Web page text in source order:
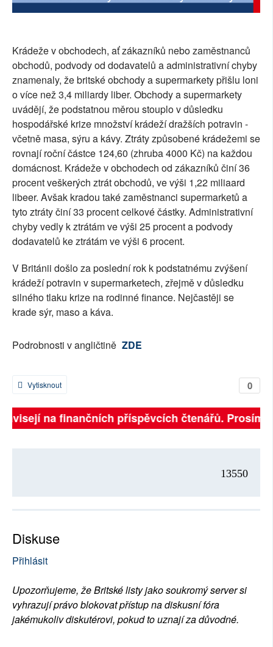
SOCIÁLNÍ SÍTĚ
PLNÁ VERZE STRÁNEK
Krádeže v obchodech, ať zákazníků nebo zaměstnanců
obchodů, podvody od dodavatelů a administrativní chyby
znamenaly, že britské obchody a supermarkety přišlu loni
o více než 3,4 miliardy liber. Obchody a supermarkety
uvádějí, že podstatnou měrou stouplo v důsledku
hospodářské krize množství krádeží dražších potravin -
včetně masa, sýru a kávy. Ztráty způsobené krádežemi se
rovnají roční částce 124,60 (zhruba 4000 Kč) na každou
domácnost. Krádeže v obchodech od zákazníků činí 36
procent veškerých ztrát obchodů, ve výši 1,22 miliaard
libeer. Avšak kradou také zaměstnanci supermarketů a
tyto ztráty činí 33 procent celkové částky. Administrativní
chyby vedly k ztrátám ve výši 25 procent a podvody
dodavatelů ke ztrátám ve výši 6 procent.
V Británii došlo za poslední rok k podstatnému zvýšení
krádeží potravin v supermarketech, zřejmě v důsledku
silného tlaku krize na rodinné finance. Nejčastěji se
krade sýr, maso a káva.
Podrobnosti v angličtině ZDE
0
Vytisknout
na finančních příspěvcích čtenářů.
13550
Diskuse
Přihlásit
Upozorňujeme, že Britské listy jako soukromý server si
vyhrazují právo blokovat přístup na diskusní fóra
jakémukoliv diskutérovi, pokud to uznají za důvodné.